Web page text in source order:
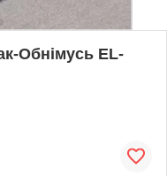
Обнімусь EL-